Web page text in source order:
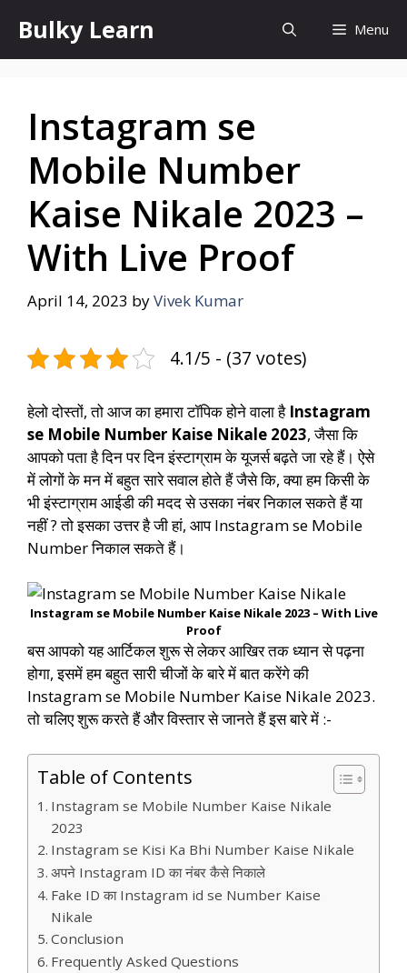
content
Bulky Learn Menu
Instagram se
Mobile Number
Kaise Nikale 2023 –
With Live Proof
April 14, 2023 byVivek Kumar
4.1/5 - (37 votes)
हेलो दोस्तों, तो आज का हमारा टॉपिक होने वाला है Instagram
se Mobile Number Kaise Nikale 2023, जैसा कि
आपको पता है दिन पर दिन इंस्टाग्राम के यूजर्स बढ़ते जा रहे हैं। ऐसे
में लोगों के मन में बहुत सारे सवाल होते हैं जैसे कि, क्या हम किसी के
भी इंस्टाग्राम आईडी की मदद से उसका नंबर निकाल सकते हैं या
नहीं ? तो इसका उत्तर है जी हां, आप Instagram se Mobile
Number निकाल सकते हैं।
Instagram se Mobile Number Kaise Nikale 2023 – With Live
Proof
बस आपको यह आर्टिकल शुरू से लेकर आखिर तक ध्यान से पढ़ना
होगा, इसमें हम बहुत सारी चीजों के बारे में बात करेंगे की
Instagram se Mobile Number Kaise Nikale 2023.
तो चलिए शुरू करते हैं और विस्तार से जानते हैं इस बारे में :-
Table of Contents
Instagram se Mobile Number Kaise Nikale
2023
Instagram se Kisi Ka Bhi Number Kaise Nikale
अपने Instagram ID का नंबर कैसे निकाले
Fake ID का Instagram id se Number Kaise
Nikale
Conclusion
Frequently Asked Questions